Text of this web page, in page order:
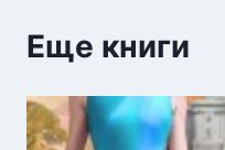
Еще книги